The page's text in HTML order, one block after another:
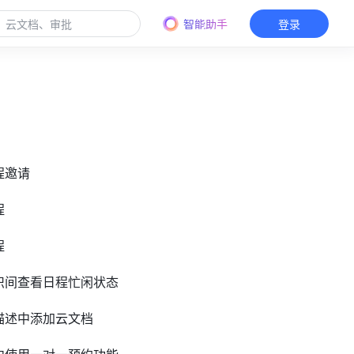
智能助手 登录
邀请
间查看日程忙闲状态
述中添加云文档